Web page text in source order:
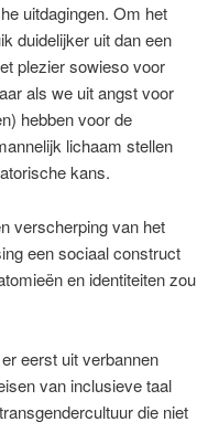
uitdagingen. Om het
duidelijker uit dan een
plezier sowieso voor
als we uit angst voor
hebben voor de
lichaam stellen
kans.
verscherping van het
een sociaal construct
en identiteiten zou
eerst uit verbannen
van inclusieve taal
die niet